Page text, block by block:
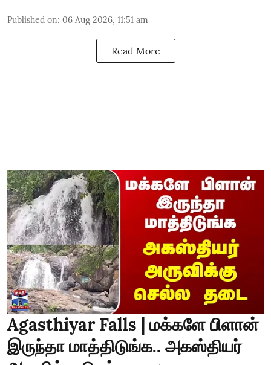
Published on: 06 Aug 2026, 11:51 am
Read More
Agasthiyar Falls | மக்களே பிளான்
இருந்தா மாத்திடுங்க.. அகஸ்தியர்